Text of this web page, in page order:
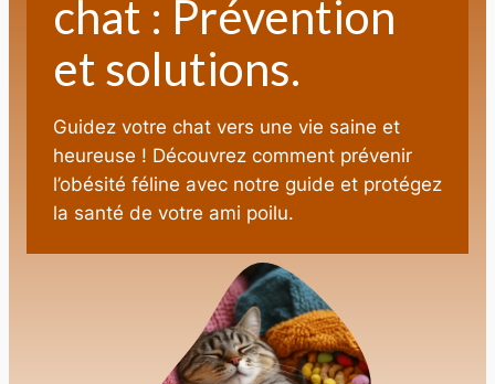
chat : Prévention
et solutions.
Guidez votre chat vers une vie saine et
heureuse ! Découvrez comment prévenir
l’obésité féline avec notre guide et protégez
la santé de votre ami poilu.